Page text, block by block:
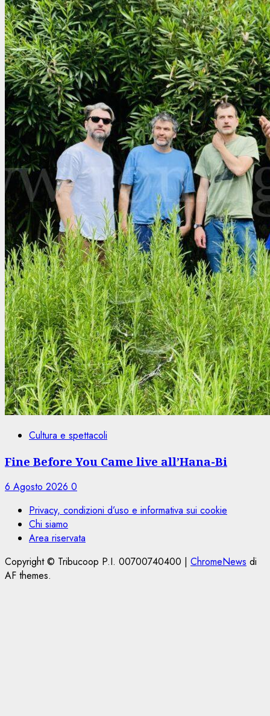
Cultura e spettacoli
Fine Before You Came live all’Hana-Bi
6 Agosto 2026 0
Privacy, condizioni d’uso e informativa sui cookie
Chi siamo
Area riservata
Copyright © Tribucoop P.I. 00700740400 | ChromeNews di
AF themes.